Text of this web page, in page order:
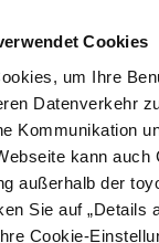
Cookies
um Ihre
Datenverkehr
Kommunikation
kann auch
außerhalb der
Sie auf „Details
Cookie-
Konzept
betont. Im
hatten die
Aktivitäten aktiv zu
es den
Prinzipien in
um mehr